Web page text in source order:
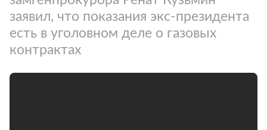
заявил, что показания экс-президента
есть в уголовном деле о газовых
контрактах